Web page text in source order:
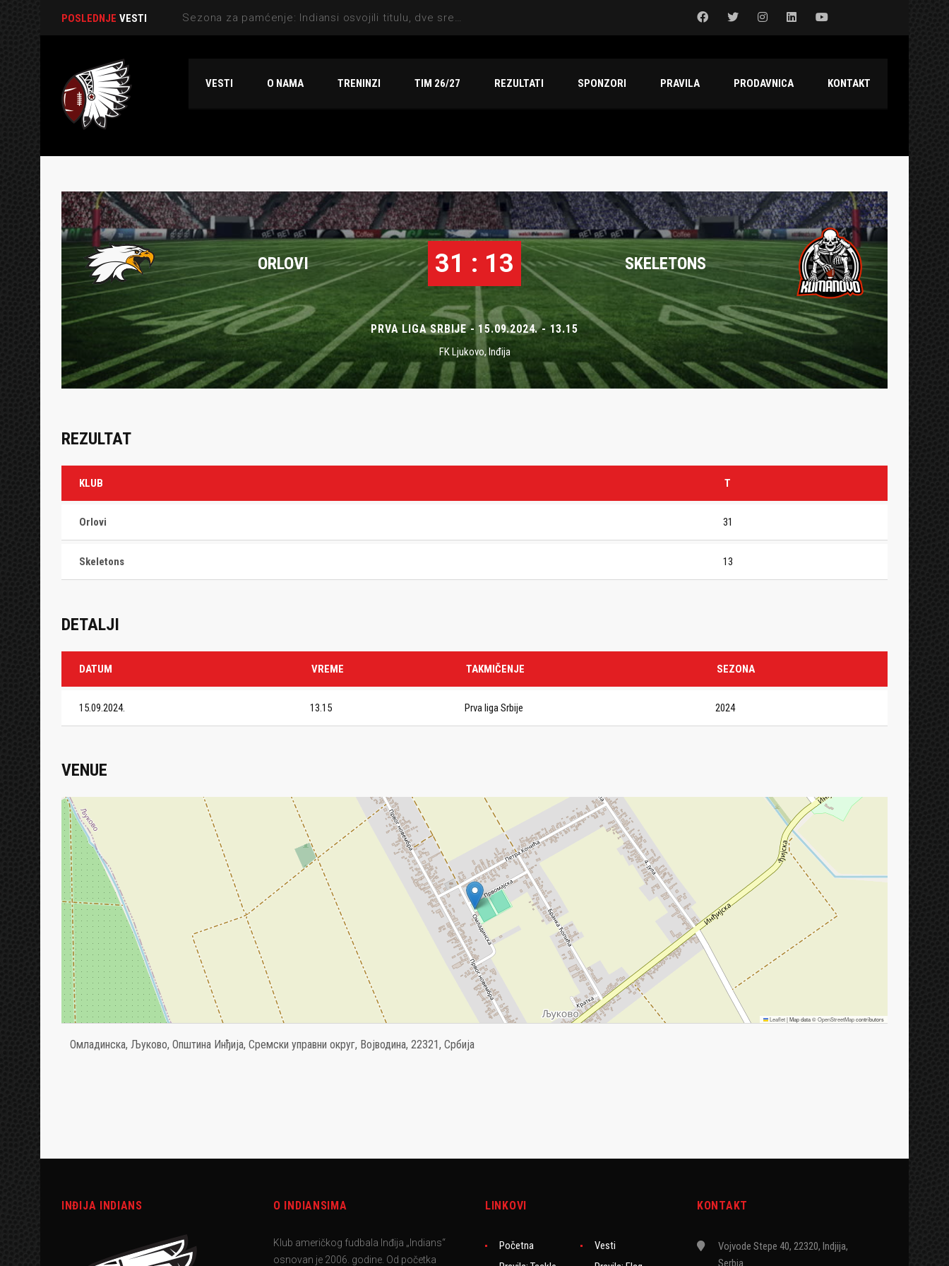
POSLEDNJE VESTI Sezona za pamćenje: Indiansi osvojili titulu, dve srebrne medalje i vicešampionat na Arena TV Sport finalu
VESTI O NAMA TRENINZI TIM 26/27 REZULTATI SPONZORI PRAVILA PRODAVNICA KONTAKT
ORLOVI 31 : 13 SKELETONS
PRVA LIGA SRBIJE - 15.09.2024. - 13.15
FK Ljukovo, Inđija
REZULTAT
KLUB T
Orlovi 31
Skeletons 13
DETALJI
DATUM VREME TAKMIČENJE SEZONA
15.09.2024. 13.15 Prva liga Srbije 2024
VENUE
Leaflet|Map data ©OpenStreetMapcontributors
Омладинска, Љуково, Општина Инђија, Сремски управни округ, Војводина, 22321, Србија
INĐIJA INDIANS O INDIANSIMA
Klub američkog fudbala Inđija „Indians“
osnovan je 2006. godine. Od početka
LINKOVI
Početna
Vesti
KONTAKT
Vojvode Stepe 40, 22320, Indjija,
Serbia